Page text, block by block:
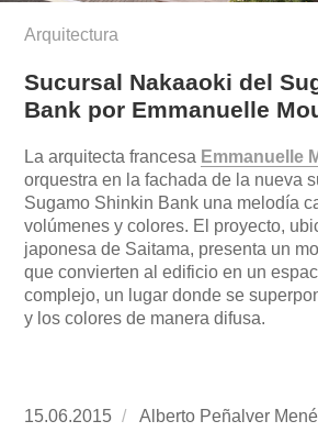
Arquitectura
Sucursal Nakaaoki del
Bank por Emmanuelle
La arquitecta francesa Emmanuelle
orquestra en la fachada de la nueva
Sugamo Shinkin Bank una melodía
volúmenes y colores. El proyecto,
japonesa de Saitama, presenta un
que convierten al edificio en un
complejo, un lugar donde se
y los colores de manera difusa.
Publicado
15.06.2015
https://
Alberto Peñalver